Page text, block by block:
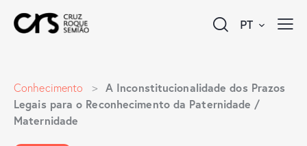
PT
Conhecimento > A Inconstitucionalidade dos Prazos
Legais para o Reconhecimento da Paternidade /
Maternidade